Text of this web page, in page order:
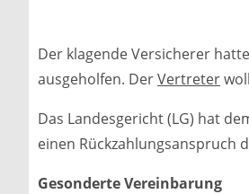
Der klagende Versicherer
ausgeholfen. DerVertreter
Das Landesgericht (LG) hat
einen Rückzahlungsanspruch
Gesonderte Vereinbarung